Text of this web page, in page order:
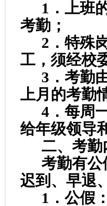
1 ．上班
考勤；
2 ．特殊
工，须经校
3 ．考勤
上月的考勤
4 ．每周
给年级领导
二、考勤
考勤有公
迟到、早退
1 ．公假